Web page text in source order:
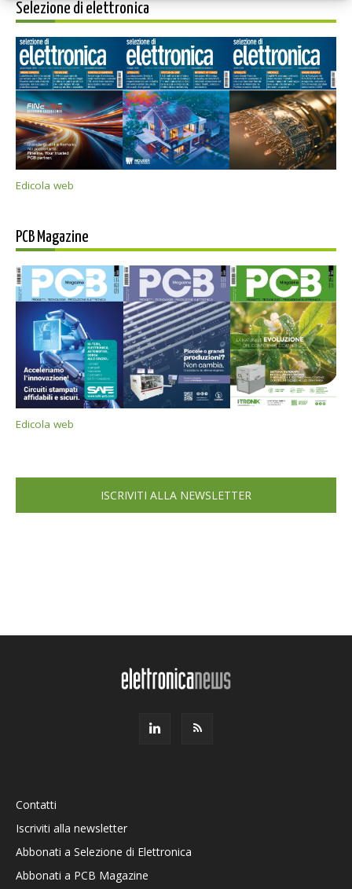
Selezione di elettronica
Edicola web
PCB Magazine
Edicola web
ISCRIVITI ALLA NEWSLETTER
Contatti
Iscriviti alla newsletter
Abbonati a Selezione di Elettronica
Abbonati a PCB Magazine